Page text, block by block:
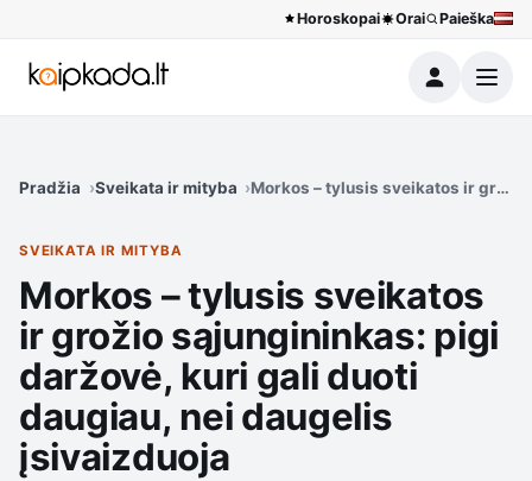
Horoskopai Orai Paieška
Meniu
Pradžia Sveikata ir mityba Morkos – tylusis sveikatos ir
SVEIKATA IR MITYBA
Morkos – tylusis sveikatos
ir grožio sąjungininkas: pigi
daržovė, kuri gali duoti
daugiau, nei daugelis
įsivaizduoja